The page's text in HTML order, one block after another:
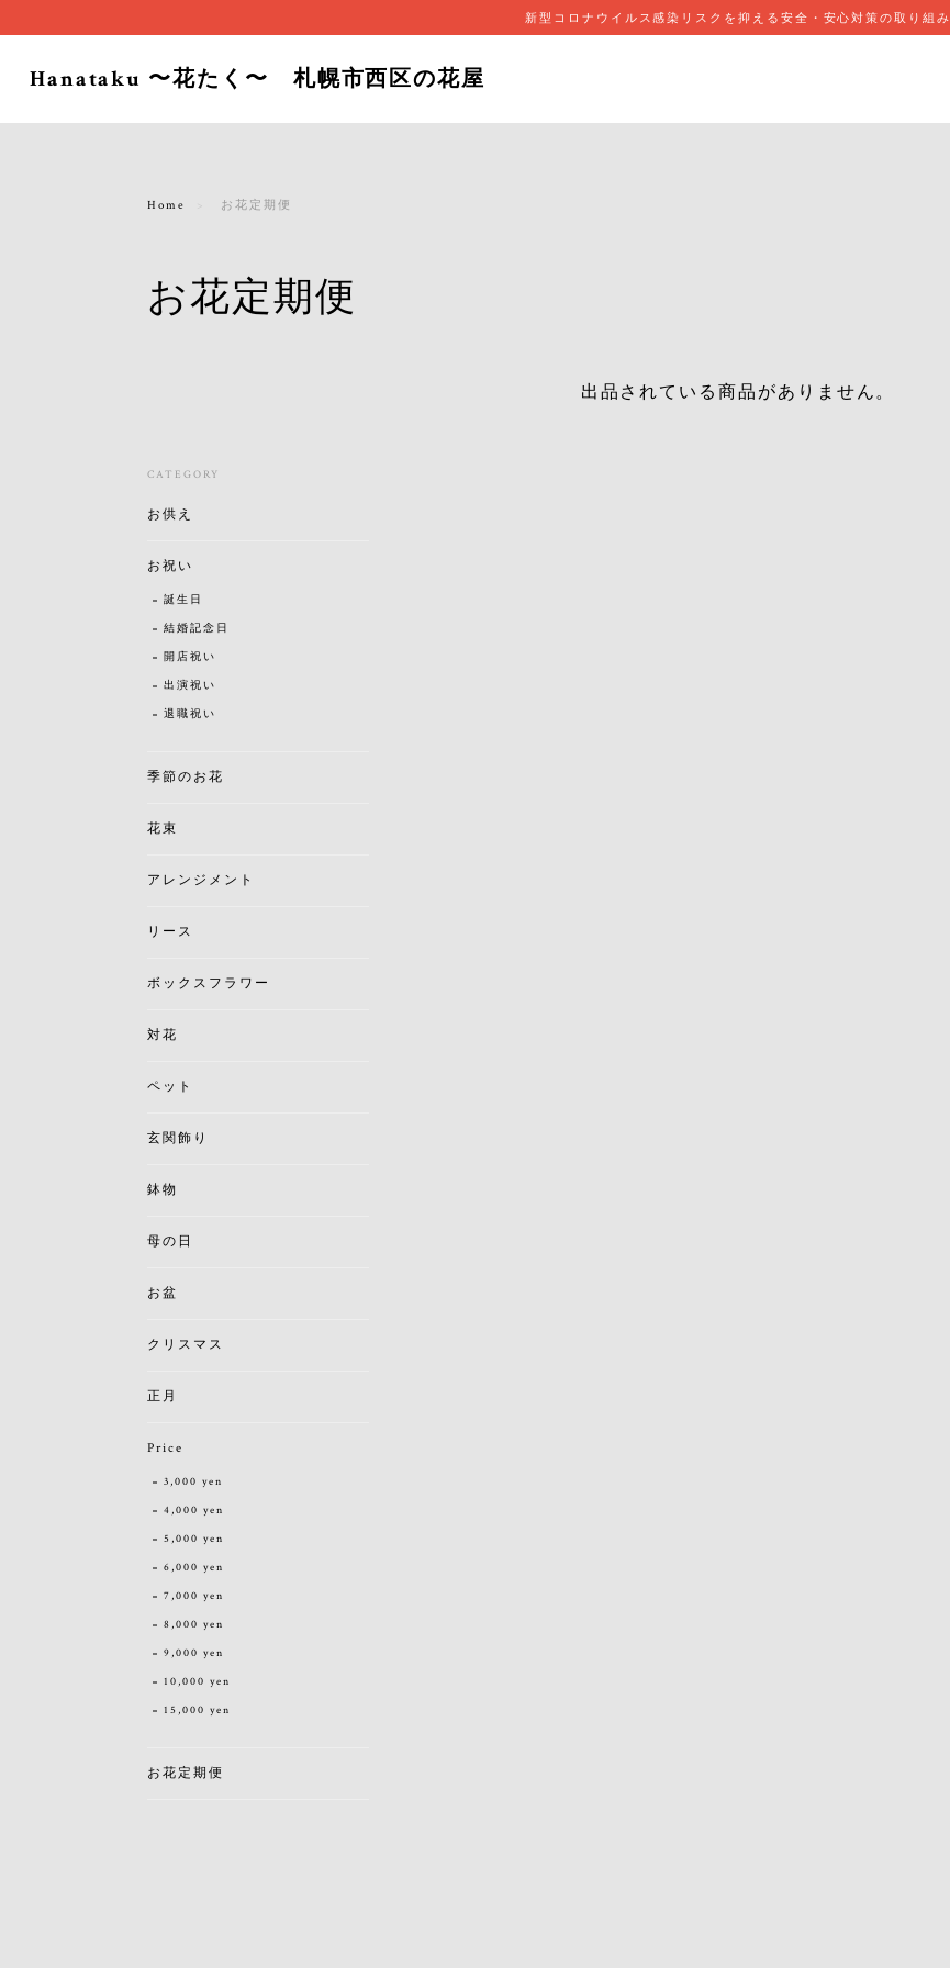
新型コロナウイルス感染リスクを抑える安全・安心対策の取り組み
Hanataku 〜花たく〜 札幌市西区の花屋
Home お花定期便
お花定期便
出品されている商品がありません。
CATEGORY
お供え
お祝い
誕生日
結婚記念日
開店祝い
出演祝い
退職祝い
季節のお花
花束
アレンジメント
リース
ボックスフラワー
対花
ペット
玄関飾り
鉢物
母の日
お盆
クリスマス
正月
Price
3,000 yen
4,000 yen
5,000 yen
6,000 yen
7,000 yen
8,000 yen
9,000 yen
10,000 yen
15,000 yen
お花定期便